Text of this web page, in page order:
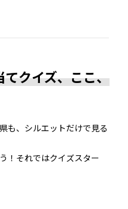
クイズ、ここ、
も、シルエットだけで見る
！それではクイズスター